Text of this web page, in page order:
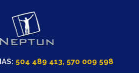
504 489 413, 570 009 598